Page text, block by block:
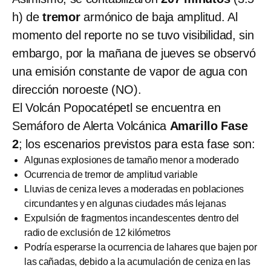
h) de tremorarmónico de baja amplitud. Al
momento del reporte no se tuvo visibilidad, sin
embargo, por la mañana de jueves se observó
una emisión constante de vapor de agua con
dirección noroeste (NO).
El Volcán Popocatépetl se encuentra en
Semáforo de Alerta Volcánica Amarillo Fase
2; los escenarios previstos para esta fase son:
Algunas explosiones de tamaño menor a moderado
Ocurrencia de tremor de amplitud variable
Lluvias de ceniza leves a moderadas en poblaciones
circundantes y en algunas ciudades más lejanas
Expulsión de fragmentos incandescentes dentro del
radio de exclusión de 12 kilómetros
Podría esperarse la ocurrencia de lahares que bajen por
las cañadas, debido a la acumulación de ceniza en las